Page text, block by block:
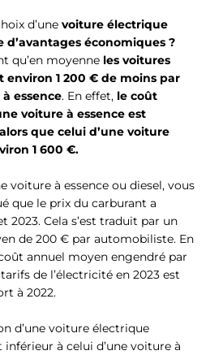
d’une voiture électrique
économiques ?
qu’en moyenne les voitures
1 200 € de moins par
essence. En effet, le coût
voiture à essence est
que celui d’une voiture
1 600 €.
voiture à essence ou diesel, vous
que le prix du carburant a
2023. Cela s’est traduit par un
de 200 € par automobiliste. En
annuel moyen engendré par
de l’électricité en 2023 est
à 2022.
d’une voiture électrique
à celui d’une voiture à